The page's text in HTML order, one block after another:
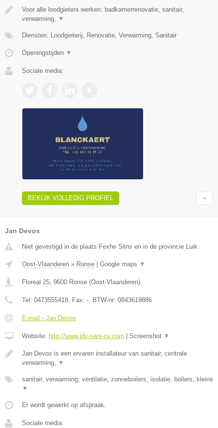
Voor alle loodgieters werken: badkamerrenovatie, sanitair,
verwarming,
▼
Diensten: Loodgieterij, Renovatie, Verwarming, Sanitair
Openingstijden ▼
Sociale media:
BEKIJK VOLLEDIG PROFIEL
Jan Devos
Niet gevestigd in de plaats Fexhe Slins en in de provincie Luik.
Oost-Vlaanderen » Ronse Google maps ▼
Floreal 25 9600 Ronse (Oost-Vlaanderen)
Tel: 0473555418 , Fax: - , BTW-nr: 0843619886
E-mail › Jan Devos
Website: http://www.jdv-sani-cv.com Screenshot ▼
Jan Devos is een ervaren installateur van sanitair, centrale
verwarming,
▼
sanitair, verwarming, ventilatie, zonneboilers, isolatie, boilers, kleine
▼
Er wordt gewerkt op afspraak.
Sociale media: